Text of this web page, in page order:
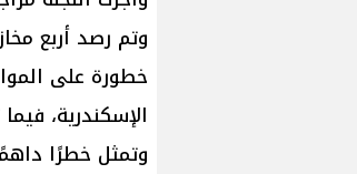
وتم رصد أربع
خطورة على
الإسكندرية،
وتمثل خطرًا